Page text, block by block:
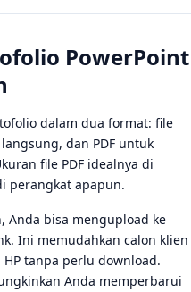
PowerPoint
dalam dua format: file
dan PDF untuk
file PDF idealnya di
perangkat apapun.
Anda bisa mengupload ke
Ini memudahkan calon klien
tanpa perlu download.
Anda memperbarui